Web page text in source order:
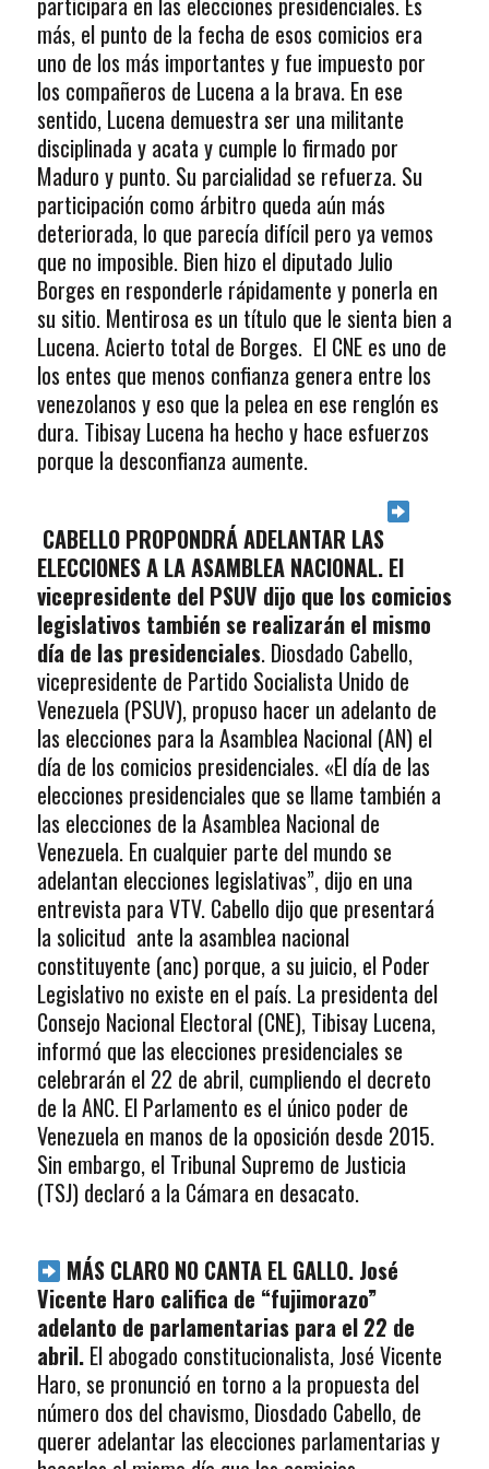
más, el punto de la fecha de esos comicios era
uno de los más importantes y fue impuesto por
los compañeros de Lucena a la brava. En ese
sentido, Lucena demuestra ser una militante
disciplinada y acata y cumple lo firmado por
Maduro y punto. Su parcialidad se refuerza. Su
participación como árbitro queda aún más
deteriorada, lo que parecía difícil pero ya vemos
que no imposible. Bien hizo el diputado Julio
Borges en responderle rápidamente y ponerla en
su sitio. Mentirosa es un título que le sienta bien a
Lucena. Acierto total de Borges. El CNE es uno de
los entes que menos confianza genera entre los
venezolanos y eso que la pelea en ese renglón es
dura. Tibisay Lucena ha hecho y hace esfuerzos
porque la desconfianza aumente.
CABELLO PROPONDRÁ ADELANTAR LAS
ELECCIONES A LA ASAMBLEA NACIONAL. El
vicepresidente del PSUV dijo que los comicios
legislativos también se realizarán el mismo
día de las presidenciales. Diosdado Cabello,
vicepresidente de Partido Socialista Unido de
Venezuela (PSUV), propuso hacer un adelanto de
las elecciones para la Asamblea Nacional (AN) el
día de los comicios presidenciales. «El día de las
elecciones presidenciales que se llame también a
las elecciones de la Asamblea Nacional de
Venezuela. En cualquier parte del mundo se
adelantan elecciones legislativas”, dijo en una
entrevista para VTV. Cabello dijo que presentará
la solicitud ante la asamblea nacional
constituyente (anc) porque, a su juicio, el Poder
Legislativo no existe en el país. La presidenta del
Consejo Nacional Electoral (CNE), Tibisay Lucena,
informó que las elecciones presidenciales se
celebrarán el 22 de abril, cumpliendo el decreto
de la ANC. El Parlamento es el único poder de
Venezuela en manos de la oposición desde 2015.
Sin embargo, el Tribunal Supremo de Justicia
(TSJ) declaró a la Cámara en desacato.
MÁS CLARO NO CANTA EL GALLO. José
Vicente Haro califica de “fujimorazo”
adelanto de parlamentarias para el 22 de
abril.El abogado constitucionalista, José Vicente
Haro, se pronunció en torno a la propuesta del
número dos del chavismo, Diosdado Cabello, de
querer adelantar las elecciones parlamentarias y